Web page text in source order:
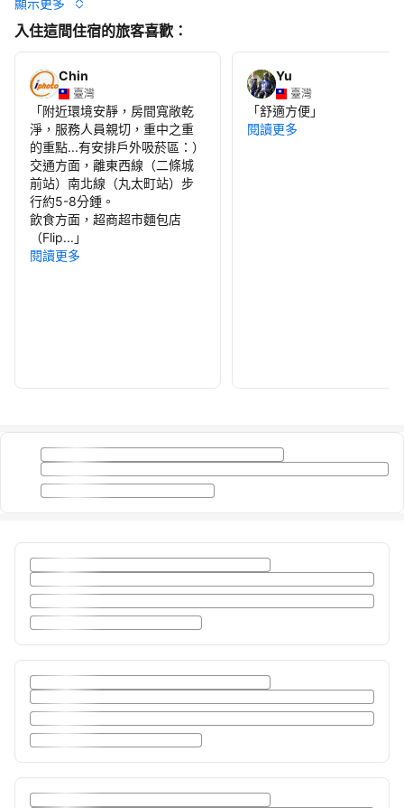
顯示更多
入住這間住宿的旅客喜歡：
Chin
臺灣
「附近環境安靜，房間寬敞乾
淨，服務人員親切，重中之重
的重點...有安排戶外吸菸區：）
交通方面，離東西線（二條城
前站）南北線（丸太町站）步
行約5-8分鍾。
飲食方面，超商超市麵包店
（Flip... 」
閱讀更多
Yu
臺灣
「舒適方便」
閱讀更多